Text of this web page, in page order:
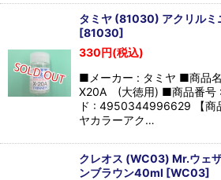
タミヤ (81030) アクリル
[81030]
330円(税込)
■メーカー : タミヤ ■商品
X20A (大徳用) ■商品番号
ド : 4950344996629 【商
ヤカラーアク…
クレオス (WC03) Mr.ウェ
ンブラウン40ml [WC03]